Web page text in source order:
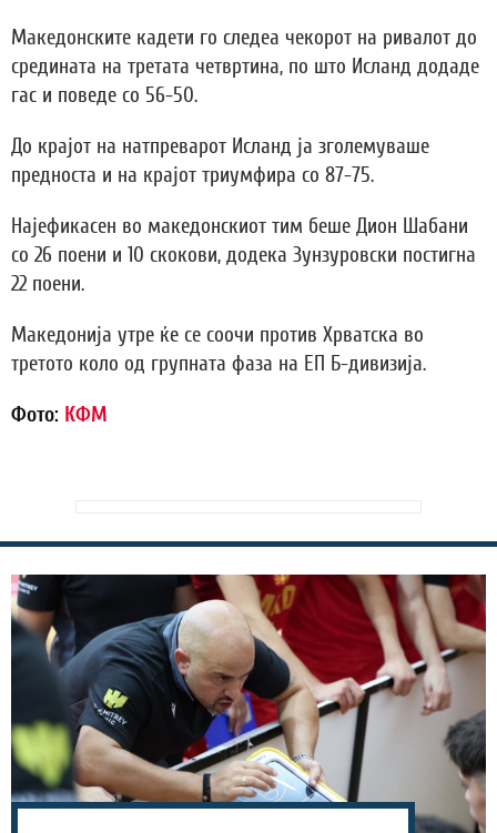
Македонските кадети го следеа чекорот на ривалот до
средината на третата четвртина, по што Исланд додаде
гас и поведе со 56-50.
До крајот на натпреварот Исланд ја зголемуваше
предноста и на крајот триумфира со 87-75.
Најефикасен во македонскиот тим беше Дион Шабани
со 26 поени и 10 скокови, додека Зунзуровски постигна
22 поени.
Македонија утре ќе се соочи против Хрватска во
третото коло од групната фаза на ЕП Б-дивизија.
Фото: КФМ